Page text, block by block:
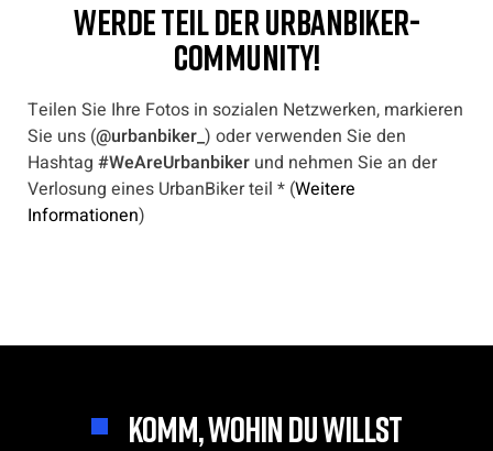
WERDE TEIL DER URBANBIKER-
COMMUNITY!
Teilen Sie Ihre Fotos in sozialen Netzwerken, markieren
Sie uns (@urbanbiker_) oder verwenden Sie den
Hashtag #WeAreUrbanbiker und nehmen Sie an der
Verlosung eines UrbanBiker teil * (Weitere
Informationen)
KOMM, WOHIN DU WILLST